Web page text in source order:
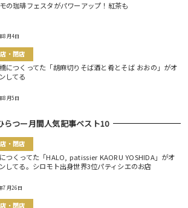
の珈琲フェスタがパワーアップ！紅茶も
8月4日
・閉店
につくってた「胡麻切りそば酒と肴とそば おおの」がオ
してる
8月5日
らつー月間人気記事ベスト10
・閉店
つくってた「HALO, patissier KAORU YOSHIDA」がオ
してる。シロモト出身世界3位パティシエのお店
7月26日
・閉店